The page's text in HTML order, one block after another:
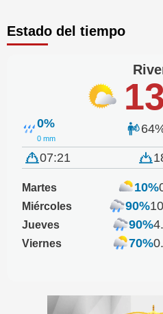
Estado del tiempo
0%
0 mm
07:21
Martes 10%
Miércoles
90%
Jueves
90%
Viernes
70%